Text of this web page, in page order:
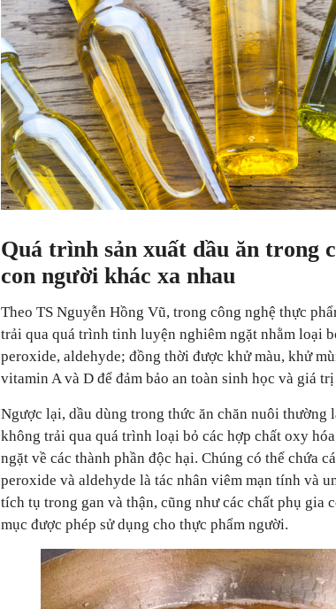
Quá trình sản xuất dầu ăn trong
con người khác xa nhau
Theo TS Nguyễn Hồng Vũ, trong công nghệ thực
trải qua quá trình tinh luyện nghiêm ngặt nhằm loại
peroxide, aldehyde; đồng thời được khử màu, khử
vitamin A và D để đảm bảo an toàn sinh học và giá
Ngược lại, dầu dùng trong thức ăn chăn nuôi thường
không trải qua quá trình loại bỏ các hợp chất oxy
ngặt về các thành phần độc hại. Chúng có thể chứa
peroxide và aldehyde là tác nhân viêm mạn tính và
tích tụ trong gan và thận, cũng như các chất phụ gia
mục được phép sử dụng cho thực phẩm người.